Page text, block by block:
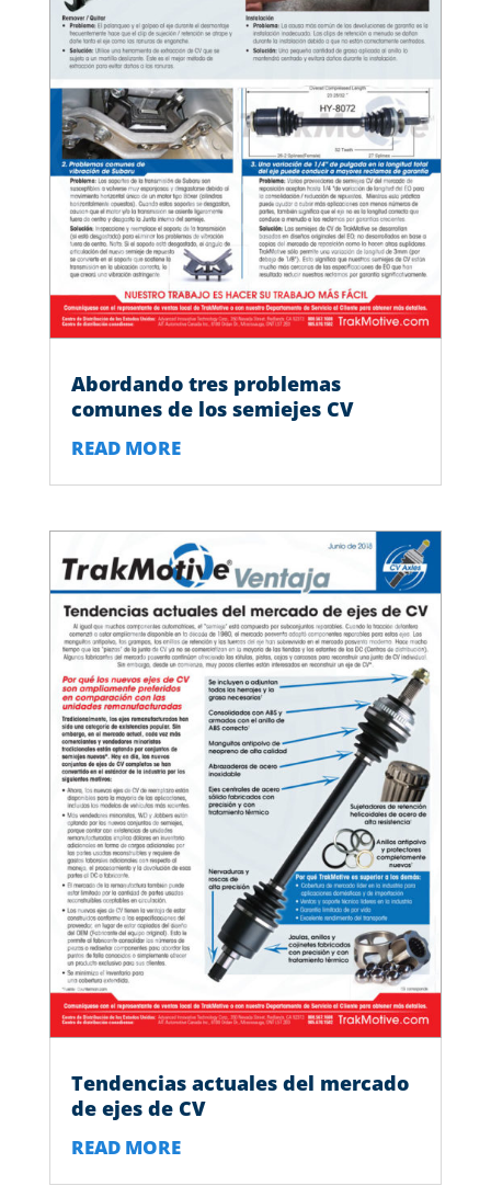
Abordando tres problemas
comunes de los semiejes CV
READ MORE
Tendencias actuales del mercado
de ejes de CV
READ MORE